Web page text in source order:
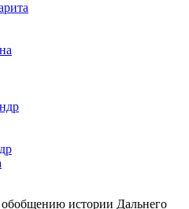
истории Дальнего